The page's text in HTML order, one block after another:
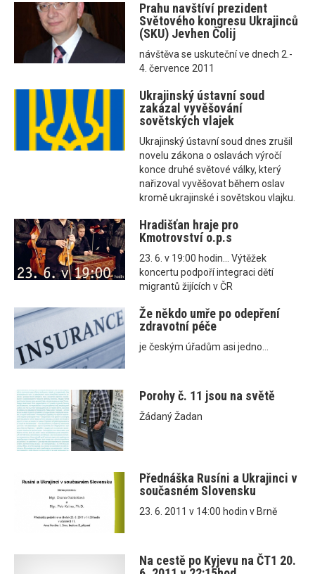
Prahu navštíví prezident
Světového kongresu Ukrajinců
(SKU) Jevhen Čolij
návštěva se uskuteční ve dnech 2.-
4. července 2011
Ukrajinský ústavní soud
zakázal vyvěšování
sovětských vlajek
Ukrajinský ústavní soud dnes zrušil
novelu zákona o oslavách výročí
konce druhé světové války, který
nařizoval vyvěšovat během oslav
kromě ukrajinské i sovětskou vlajku.
Hradišťan hraje pro
Kmotrovství o.p.s
23. 6. v 19:00 hodin... Výtěžek
koncertu podpoří integraci dětí
migrantů žijících v ČR
Že někdo umře po odepření
zdravotní péče
je českým úřadům asi jedno...
Porohy č. 11 jsou na světě
Žádaný Žadan
Přednáška Rusíni a Ukrajinci v
současném Slovensku
23. 6. 2011 v 14:00 hodin v Brně
Na cestě po Kyjevu na ČT1 20.